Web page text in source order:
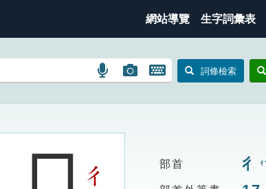
網站導覽 生字詞彙表
語
搜
圖
圖
搜
開
鍵
詞條檢索
ㄔ
部首 彳 ㄔˋ